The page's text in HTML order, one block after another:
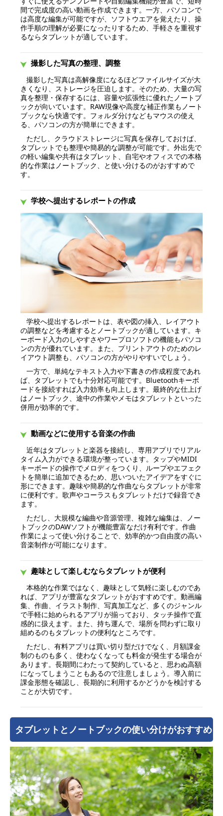
間で完成度の高い動画を作成できます。一方、パソコンで
は高度な編集が可能ですが、ソフトウエアを覚えたり、操
作手順の理解が必要になったりするため、手軽さを重視す
るならタブレットが適しています。
撮影した写真の整理、調整
撮影した写真は高解像度になるほどファイルサイズが大
きくなり、ストレージを圧迫します。そのため、大量の写
真を整理・保存するには、容量や拡張性に優れたノートブ
ックが向いています。RAW現像や高度な補正作業もノート
ブックなら快適です。フォルダ分けなどもマウスの使え
る、パソコンの方が簡単にできます。
ただし、クラウドストレージに写真を保存しておけば、
タブレットでも整理や簡易的な調整が可能です。外出先で
の軽い編集や共有はタブレット、自宅やオフィスでの本格
的な作業はノートブック、と使い分けるのがおすすめで
す。
学校へ提出するレポートの作成
学校へ提出するレポートは、表や図の挿入、レイアウト
の調整などを考慮するとノートブックが適しています。キ
ーボード入力のしやすさやワープロソフトの機能もパソコ
ンの方が優れています。また、プリントアウトのためのレ
イアウト調整も、パソコンの方がやりやすいでしょう。
一方で、単純なテキスト入力や下書きの作成程度であれ
ば、タブレットでも十分対応可能です。Bluetoothキーボ
ードを接続すれば入力効率も向上します。最終的な仕上げ
はノートブック、途中の作業やメモはタブレットといった
併用が効率的です。
動画などに使用する音楽の作曲
近年はタブレットと楽器を接続し、専用アプリでリアル
タイム入力ができる環境が整っています。タップやMIDI
キーボードの操作でメロディをつくり、ループやエフェク
トを簡単に追加できるため、思いついたアイデアをすぐに
形にできます。趣味や簡易的な作曲ならタブレットが非常
に便利です。歌声やコーラスもタブレットだけで録音でき
ます。
ただし、大規模な編曲や音源管理、複雑な編集は、ノー
トブックのDAWソフトが機能豊富なだけ有利です。作曲
作業によって使い分けることで、効率的かつ自由度の高い
音楽制作が可能になります。
趣味として楽しむならタブレットが便利
本格的な作業ではなく、趣味として気軽に楽しむのであ
れば、アプリが豊富なタブレットがおすすめです。動画編
集、作曲、イラスト制作、写真加工など、多くのジャンル
で手軽に始められるアプリが揃っており、タッチ操作で直
感的に扱えます。また、持ち運んで、場所を問わずに取り
組めるのもタブレットの便利なところです。
ただし、有料アプリは買い切り型だけでなく、月額課金
制のものも多く、使わなくなっても料金が発生する場合が
あります。長期間にわたって契約していると、思わぬ高額
になってしまうこともあるので注意しましょう。導入前に
課金形態を確認し、長期的に利用するかどうかを検討する
ことが大切です。
タブレットとノートブックの使い分けがおすすめ